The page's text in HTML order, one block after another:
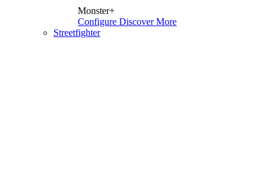
Monster+
Configure Discover More
Streetfighter